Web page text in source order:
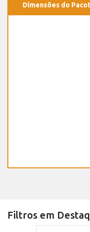
Dimensões do
Filtros em